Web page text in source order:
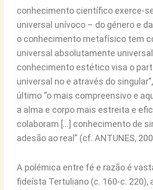
conhecimento científico exerce-
universal unívoco – do género e
o conhecimento metafísico tem
universal absolutamente
conhecimento estético visa o
universal no e através do
último “o mais compreensivo e
a alma e corpo mais estreita e
colaboram […] conhecimento de
adesão ao real” (cf. ANTUNES,
A polémica entre fé e razão é
fideísta Tertuliano (c. 160-c. 220),